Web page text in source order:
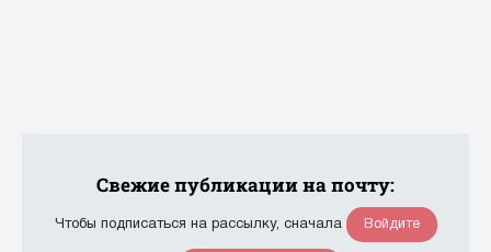
Свежие публикации на почту:
Чтобы подписаться на рассылку, сначала Войдите